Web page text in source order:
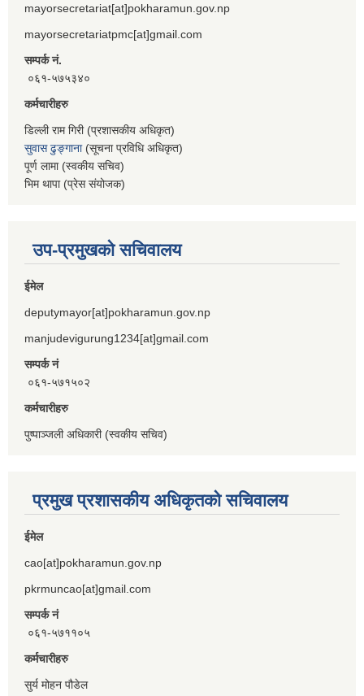
mayorsecretariat[at]pokharamun.gov.np
mayorsecretariatpmc[at]gmail.com
सम्पर्क नं.
०६१-५७५३४०
कर्मचारीहरु
डिल्ली राम गिरी (प्रशासकीय अधिकृत)
सुवास ढुङ्गाना(सूचना प्रविधि अधिकृत)
पूर्ण लामा (स्वकीय सचिव)
भिम थापा (प्रेस संयोजक)
उप-प्रमुखको सचिवालय
ईमेल
deputymayor[at]pokharamun.gov.np
manjudevigurung1234[at]gmail.com
सम्पर्क नं
०६१-५७१५०२
कर्मचारीहरु
पुष्पाञ्जली अधिकारी (स्वकीय सचिव)
प्रमुख प्रशासकीय अधिकृतको सचिवालय
ईमेल
cao[at]pokharamun.gov.np
pkrmuncao[at]gmail.com
सम्पर्क नं
०६१-५७११०५
कर्मचारीहरु
सुर्य मोहन पौडेल